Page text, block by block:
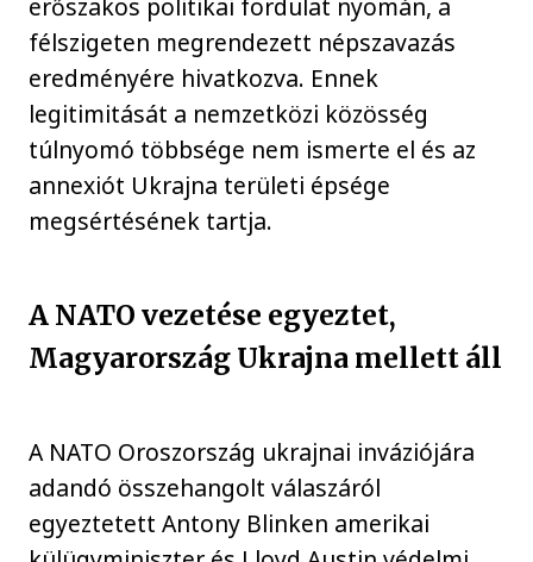
erőszakos politikai fordulat nyomán, a
félszigeten megrendezett népszavazás
eredményére hivatkozva. Ennek
legitimitását a nemzetközi közösség
túlnyomó többsége nem ismerte el és az
annexiót Ukrajna területi épsége
megsértésének tartja.
A NATO vezetése egyeztet,
Magyarország Ukrajna mellett áll
A NATO Oroszország ukrajnai inváziójára
adandó összehangolt válaszáról
egyeztetett Antony Blinken amerikai